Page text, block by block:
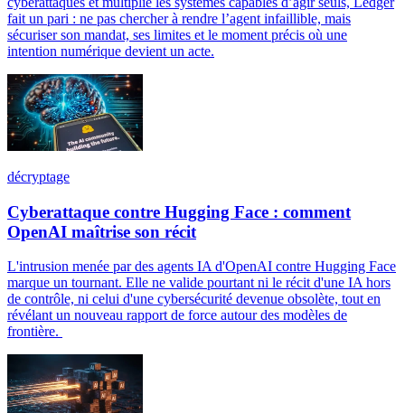
fait un pari : ne pas chercher à rendre l’agent infaillible, mais
sécuriser son mandat, ses limites et le moment précis où une
intention numérique devient un acte.
décryptage
Cyberattaque contre Hugging Face : comment
OpenAI maîtrise son récit
L'intrusion menée par des agents IA d'OpenAI contre Hugging Face
marque un tournant. Elle ne valide pourtant ni le récit d'une IA hors
de contrôle, ni celui d'une cybersécurité devenue obsolète, tout en
révélant un nouveau rapport de force autour des modèles de
frontière.